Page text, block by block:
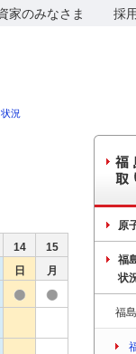
家のみなさま 採
況
14
15
日 月
原
福
状
福